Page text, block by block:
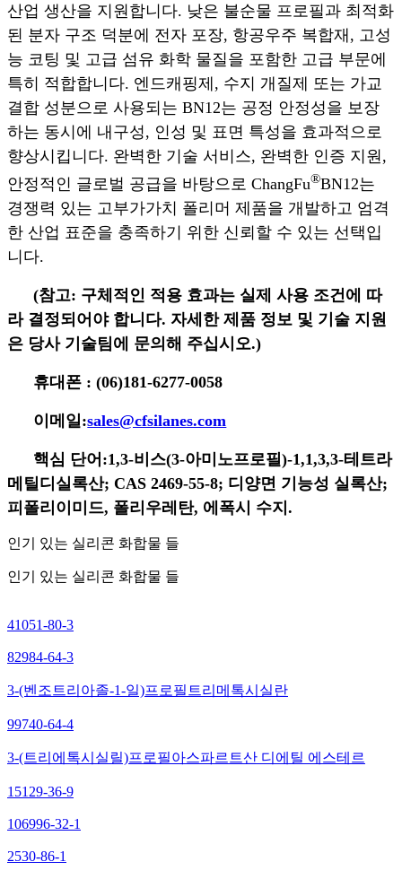
산업 생산을 지원합니다. 낮은 불순물 프로필과 최적화
된 분자 구조 덕분에 전자 포장, 항공우주 복합재, 고성
능 코팅 및 고급 섬유 화학 물질을 포함한 고급 부문에
특히 적합합니다. 엔드캐핑제, 수지 개질제 또는 가교
결합 성분으로 사용되는 BN12는 공정 안정성을 보장
하는 동시에 내구성, 인성 및 표면 특성을 효과적으로
향상시킵니다. 완벽한 기술 서비스, 완벽한 인증 지원,
안정적인 글로벌 공급을 바탕으로 ChangFu®BN12는
경쟁력 있는 고부가가치 폴리머 제품을 개발하고 엄격
한 산업 표준을 충족하기 위한 신뢰할 수 있는 선택입
니다.
(참고: 구체적인 적용 효과는 실제 사용 조건에 따
라 결정되어야 합니다. 자세한 제품 정보 및 기술 지원
은 당사 기술팀에 문의해 주십시오.)
휴대폰 : (06)181-6277-0058
이메일:sales@cfsilanes.com
핵심 단어:1,3-비스(3-아미노프로필)-1,1,3,3-테트라
메틸디실록산; CAS 2469-55-8; 디 양면 기능성 실록산;
피 폴리이미드, 폴리우레탄, 에폭시 수지.
인기 있는 실리콘 화합물 들
인기 있는 실리콘 화합물 들
41051-80-3
82984-64-3
3-(벤조트리아졸-1-일)프로필트리메톡시실란
99740-64-4
3-(트리에톡시실릴)프로필아스파르트산 디에틸 에스테르
15129-36-9
106996-32-1
2530-86-1